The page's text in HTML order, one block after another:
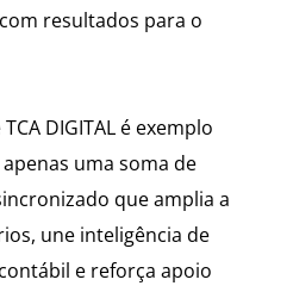
resultados para o
DIGITAL é exemplo
uma soma de
que amplia a
une inteligência de
e reforça apoio